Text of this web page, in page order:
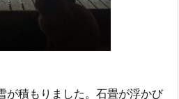
が積もりました。石畳が浮かび